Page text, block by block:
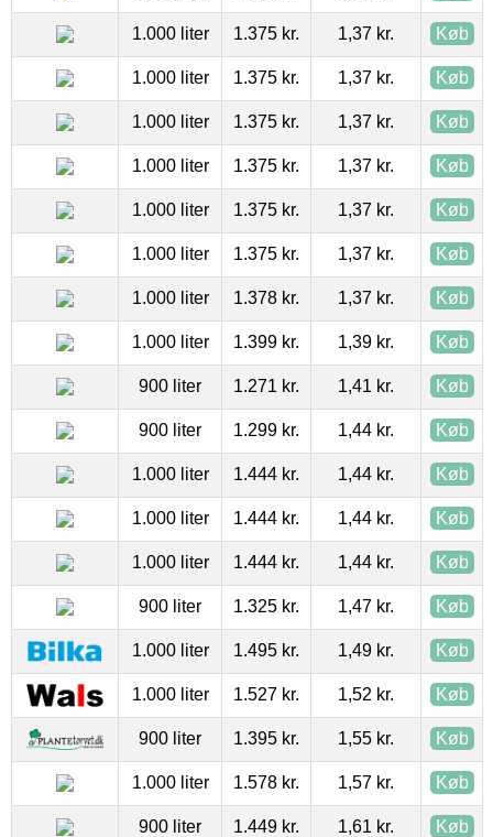
1.000 liter 1.375 kr. 1,37 kr. Køb
1.000 liter 1.375 kr. 1,37 kr. Køb
1.000 liter 1.375 kr. 1,37 kr. Køb
1.000 liter 1.375 kr. 1,37 kr. Køb
1.000 liter 1.375 kr. 1,37 kr. Køb
1.000 liter 1.375 kr. 1,37 kr. Køb
1.000 liter 1.378 kr. 1,37 kr. Køb
1.000 liter 1.399 kr. 1,39 kr. Køb
900 liter 1.271 kr. 1,41 kr. Køb
900 liter 1.299 kr. 1,44 kr. Køb
1.000 liter 1.444 kr. 1,44 kr. Køb
1.000 liter 1.444 kr. 1,44 kr. Køb
1.000 liter 1.444 kr. 1,44 kr. Køb
900 liter 1.325 kr. 1,47 kr. Køb
1.000 liter 1.495 kr. 1,49 kr. Køb
1.000 liter 1.527 kr. 1,52 kr. Køb
900 liter 1.395 kr. 1,55 kr. Køb
1.000 liter 1.578 kr. 1,57 kr. Køb
900 liter 1.449 kr. 1,61 kr. Køb